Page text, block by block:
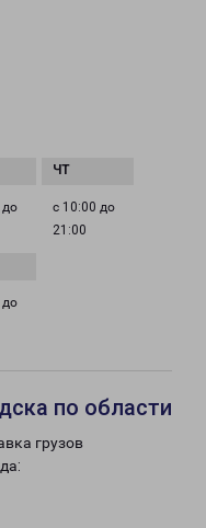
до
с 10:00 до
21:00
до
по области
грузов